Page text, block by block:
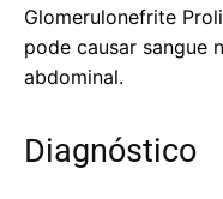
Glomerulonefrite
pode causar sangue
abdominal.
Diagnóstico